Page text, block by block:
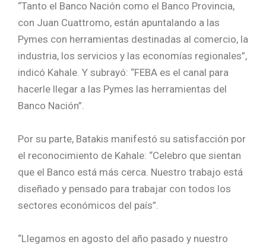
“Tanto el Banco Nación como el Banco Provincia,
con Juan Cuattromo, están apuntalando a las
Pymes con herramientas destinadas al comercio, la
industria, los servicios y las economías regionales”,
indicó Kahale. Y subrayó: “FEBA es el canal para
hacerle llegar a las Pymes las herramientas del
Banco Nación”.
Por su parte, Batakis manifestó su satisfacción por
el reconocimiento de Kahale: “Celebro que sientan
que el Banco está más cerca. Nuestro trabajo está
diseñado y pensado para trabajar con todos los
sectores económicos del país”.
“Llegamos en agosto del año pasado y nuestro